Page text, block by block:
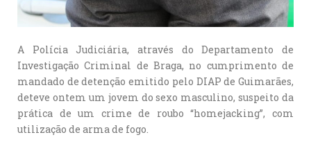
A Polícia Judiciária, através do Departamento de
Investigação Criminal de Braga, no cumprimento de
mandado de detenção emitido pelo DIAP de Guimarães,
deteve ontem um jovem do sexo masculino, suspeito da
prática de um crime de roubo “homejacking”, com
utilização de arma de fogo.